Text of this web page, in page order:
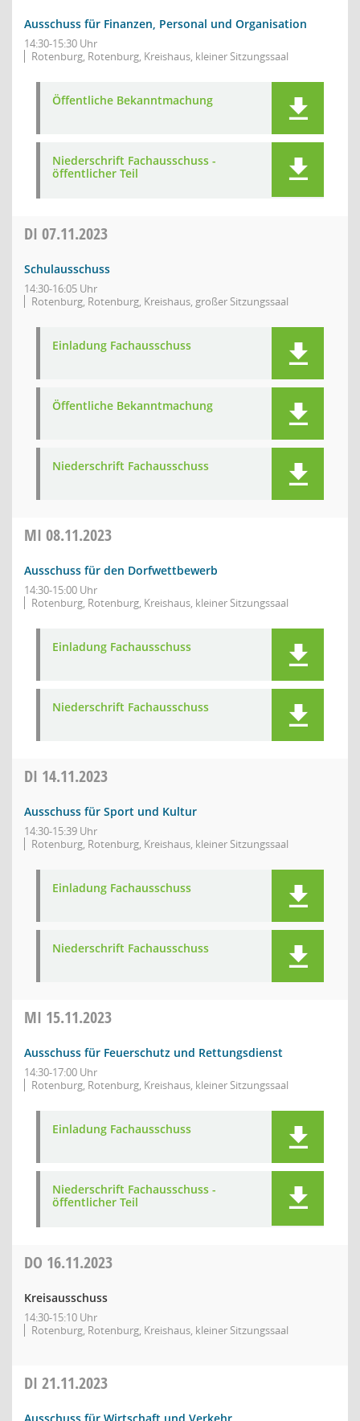
Ausschuss für Finanzen, Personal und Organisation
14:30-15:30 Uhr
Rotenburg, Rotenburg, Kreishaus, kleiner Sitzungssaal
Öffentliche Bekanntmachung
Niederschrift Fachausschuss -
öffentlicher Teil
DI 07.11.2023
Schulausschuss
14:30-16:05 Uhr
Rotenburg, Rotenburg, Kreishaus, großer Sitzungssaal
Einladung Fachausschuss
Öffentliche Bekanntmachung
Niederschrift Fachausschuss
MI 08.11.2023
Ausschuss für den Dorfwettbewerb
14:30-15:00 Uhr
Rotenburg, Rotenburg, Kreishaus, kleiner Sitzungssaal
Einladung Fachausschuss
Niederschrift Fachausschuss
DI 14.11.2023
Ausschuss für Sport und Kultur
14:30-15:39 Uhr
Rotenburg, Rotenburg, Kreishaus, kleiner Sitzungssaal
Einladung Fachausschuss
Niederschrift Fachausschuss
MI 15.11.2023
Ausschuss für Feuerschutz und Rettungsdienst
14:30-17:00 Uhr
Rotenburg, Rotenburg, Kreishaus, kleiner Sitzungssaal
Einladung Fachausschuss
Niederschrift Fachausschuss -
öffentlicher Teil
DO 16.11.2023
Kreisausschuss
14:30-15:10 Uhr
Rotenburg, Rotenburg, Kreishaus, kleiner Sitzungssaal
DI 21.11.2023